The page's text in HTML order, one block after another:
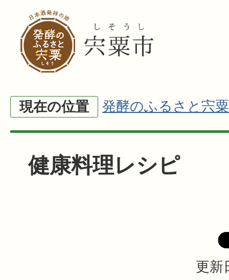
現在の位置 発酵のふるさと宍粟
健康料理レシピ
更新